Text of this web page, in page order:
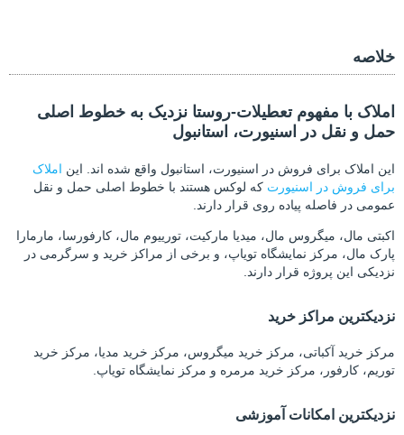
خلاصه
املاک با مفهوم تعطیلات-روستا نزدیک به خطوط اصلی
حمل و نقل در اسنیورت، استانبول
این املاک برای فروش در اسنیورت، استانبول واقع شده اند. این املاک
برای فروش در اسنیورت که لوکس هستند با خطوط اصلی حمل و نقل
عمومی در فاصله پیاده روی قرار دارند.
اکبتی مال، میگروس مال، میدیا مارکیت، تورییوم مال، کارفورسا، مارمارا
پارک مال، مرکز نمایشگاه تویاپ، و برخی از مراکز خرید و سرگرمی در
نزدیکی این پروژه قرار دارند.
نزدیکترین مراکز خرید
مرکز خرید آکباتی، مرکز خرید میگروس، مرکز خرید مدیا، مرکز خرید
توریم، کارفور، مرکز خرید مرمره و مرکز نمایشگاه تویاپ.
نزدیکترین امکانات آموزشی